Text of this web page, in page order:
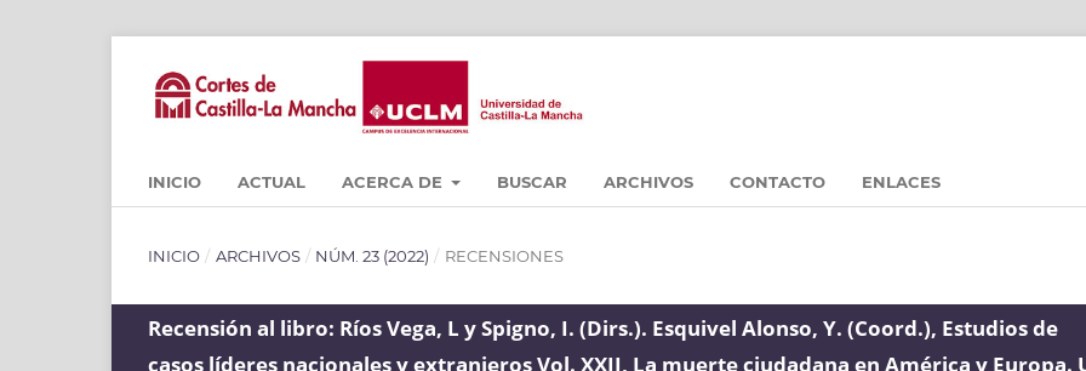
INICIO ACTUAL ACERCA DE BUSCAR ARCHIVOS CONTACTO ENLACES
INICIO / ARCHIVOS / NÚM. 23 (2022) / RECENSIONES
Recensión al libro: Ríos Vega, L y Spigno, I. (Dirs.). Esquivel Alonso, Y. (Coord.), Estudios de
casos líderes nacionales y extranjeros Vol. XXII, La muerte ciudadana en América y Europa.